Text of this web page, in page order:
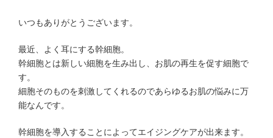
いつもありがとうございます。
最近、よく耳にする幹細胞。
幹細胞とは新しい細胞を生み出し、お肌の再生を促す細胞で
す。
細胞そのものを刺激してくれるのであらゆるお肌の悩みに万
能なんです。
幹細胞を導入することによってエイジングケアが出来ます。